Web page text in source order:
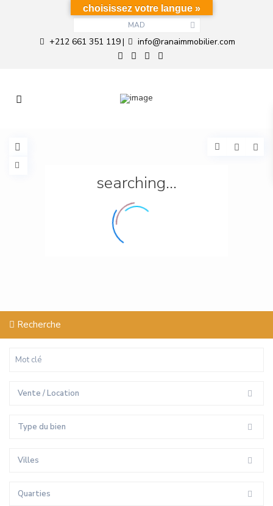
MAD
+212 661 351 119| info@ranaimmobilier.com
searching...
Recherche
Vente / Location
Type du bien
Villes
Quarties
choisissez votre langue »